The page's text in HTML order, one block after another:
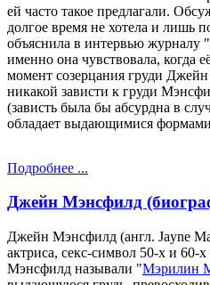
ей часто такое предлагали.
долгое время не хотела и лишь
объяснила в интервью журналу
именно она чувствовала, когда
момент созерцания груди
никакой зависти к груди
(зависть была бы абсурдна в
обладает выдающимися
Подробнее ...
Джейн Мэнсфилд
Джейн Мэнсфилд (англ. Jayne
актриса, секс-символ 50-х и 60-
Мэнсфилд называли "Мэрилин